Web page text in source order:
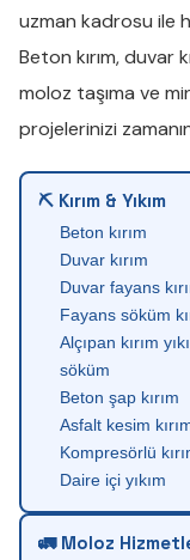
uzman kadrosu ile
Beton kırım,duvar
moloz taşıma ve
projelerinizi
⛏ Kırım & Yıkım
Beton kırım
Duvar kırım
Duvar fayans
Fayans söküm
Alçıpan kırım
söküm
Beton şap kırım
Asfalt kesim
Kompresörlü
Daire içi yıkım
🚛 Moloz